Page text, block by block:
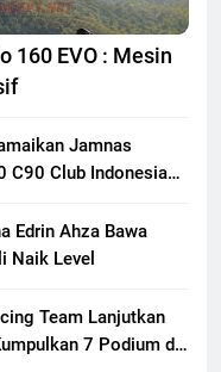
160 EVO : Mesin
Jamnas
C90 Club Indonesia
Motor Klasik
Edrin Ahza Bawa
Naik Level
Team Lanjutkan
7 Podium di